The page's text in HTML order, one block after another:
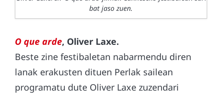
bat jaso zuen.
O que arde, Oliver Laxe.
Beste zine festibaletan nabarmendu diren
lanak erakusten dituen Perlak sailean
programatu dute Oliver Laxe zuzendari